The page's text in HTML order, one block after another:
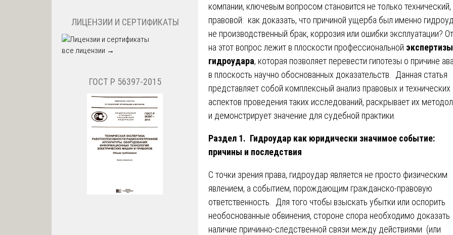
компании, ключевым вопросом становится не только технический,
правовой: как доказать, что причиной ущерба был именно
не производственный брак, коррозия или ошибки эксплуатации?
на этот вопрос лежит в плоскости профессиональной экспертизы
гидроудара, которая позволяет перевести гипотезы о причине
в плоскость научно обоснованных доказательств. Данная статья
представляет собой комплексный анализ правовых и технических
аспектов проведения таких исследований, раскрывает их
и демонстрирует значение для судебной практики.
Раздел 1. Гидроудар как юридически значимое событие:
причины и последствия
С точки зрения права, гидроудар является не просто физическим
явлением, а событием, порождающим гражданско-правовую
ответственность. Для того чтобы взыскать убытки или оспорить
необоснованные обвинения, стороне спора необходимо доказать
наличие причинно-следственной связи между действиями (или
ЛИЦЕНЗИИ И СЕРТИФИКАТЫ
все лицензии →
ГОСТ Р 56397-2015